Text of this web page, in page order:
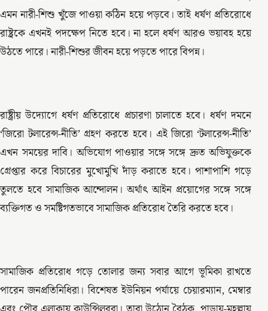
এমন নারী-শিশু খুঁজে পাওয়া কঠিন হয়ে পড়বে। তাই ধর্ষণ প্রতিরোধে
রাষ্ট্রকে এখনই পদক্ষেপ নিতে হবে। না হলে ধর্ষণ আরও ভয়াবহ হয়ে
উঠতে পারে। নারী-শিশুর জীবন হয়ে পড়তে পারে বিপন্ন।
রাষ্ট্রীয় উদ্যোগে ধর্ষণ প্রতিরোধে প্রচারণা চালাতে হবে। ধর্ষণ দমনে
‘জিরো টলারেন্স-নীতি’ গ্রহণ করতে হবে। এই জিরো ‘টলারেন্স-নীতি’
এখন সময়ের দাবি। অভিযোগ পাওয়ার সঙ্গে সঙ্গে দ্রুত অভিযুক্তকে
গ্রেপ্তার করে বিচারের মুখোমুখি দাঁড় করাতে হবে। পাশাপাশি গড়ে
তুলতে হবে সামাজিক আন্দোলন। অর্থাৎ আইন প্রয়োগের সঙ্গে সঙ্গে
ব্যক্তিগত ও সমষ্টিগতভাবে সামাজিক প্রতিরোধ তৈরি করতে হবে।
সামাজিক প্রতিরোধ গড়ে তোলার জন্য সবার আগে ভূমিকা রাখতে
পারেন জনপ্রতিনিধিরা। বিশেষত ইউনিয়ন পর্যায়ে চেয়ারম্যান, মেম্বার